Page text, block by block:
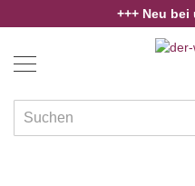
+++ Neu bei
und
Regionen